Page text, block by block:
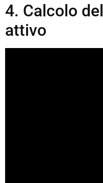
4. Calcolo
attivo